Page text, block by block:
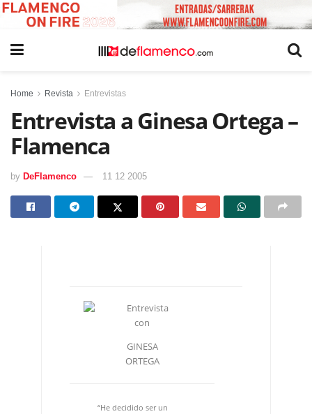
Home Revista Entrevistas
Entrevista a Ginesa Ortega –
Flamenca
by DeFlamenco 11 12 2005
Entrevista
con
GINESA
ORTEGA
“He decidido ser un